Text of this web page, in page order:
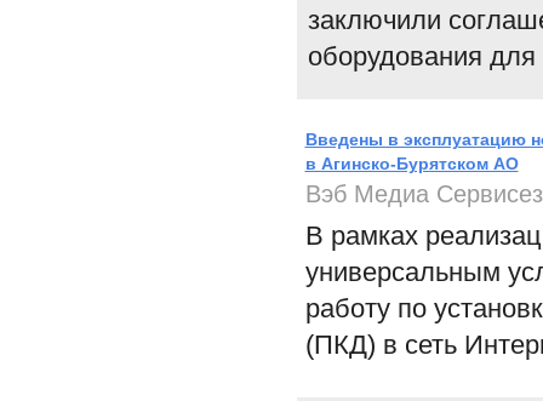
заключили
оборудования для
Введены в эксплуатацию
в Агинско-Бурятском АО
Вэб Медиа Сервисез
В рамках
универсальным
работу по
(ПКД) в сеть